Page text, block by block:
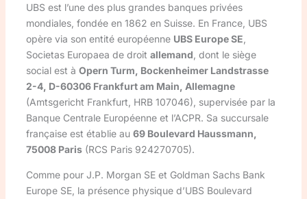
UBS est l’une des plus grandes banques privées
mondiales, fondée en 1862 en Suisse. En France, UBS
opère via son entité européenne UBS Europe SE
Societas Europaea de droit allemand , dont le siège
social est à Opern Turm, Bockenheimer Landstrasse
2-4, D-60306 Frankfurt am Main, Allemagne
(Amtsgericht Frankfurt, HRB 107046), supervisée par la
Banque Centrale Européenne et l’ACPR. Sa succursale
française est établie au 69 Boulevard Haussmann,
75008 Paris(RCS Paris 924270705).
Comme pour J.P. Morgan SE et Goldman Sachs Bank
Europe SE, la présence physique d’UBS Boulevard